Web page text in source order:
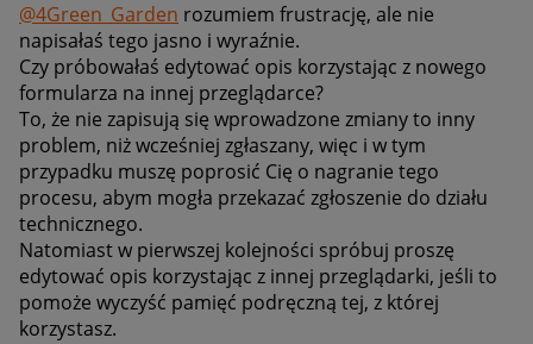
@4Green_Garden rozumiem frustrację, ale nie
napisałaś tego jasno i wyraźnie.
Czy próbowałaś edytować opis korzystając z nowego
formularza na innej przeglądarce?
To, że nie zapisują się wprowadzone zmiany to inny
problem, niż wcześniej zgłaszany, więc i w tym
przypadku muszę poprosić Cię o nagranie tego
procesu, abym mogła przekazać zgłoszenie do działu
technicznego.
Natomiast w pierwszej kolejności spróbuj proszę
edytować opis korzystając z innej przeglądarki, jeśli to
pomoże wyczyść pamięć podręczną tej, z której
korzystasz.